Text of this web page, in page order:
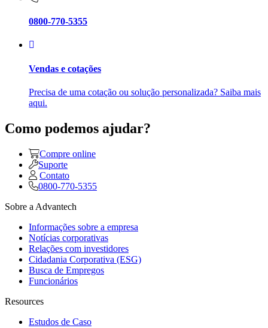
0800-770-5355
Vendas e cotações
Precisa de uma cotação ou solução personalizada? Saiba mais
aqui.
Como podemos ajudar?
Compre online
Suporte
Contato
0800-770-5355
Sobre a Advantech
Informações sobre a empresa
Notícias corporativas
Relações com investidores
Cidadania Corporativa (ESG)
Busca de Empregos
Funcionários
Resources
Estudos de Caso